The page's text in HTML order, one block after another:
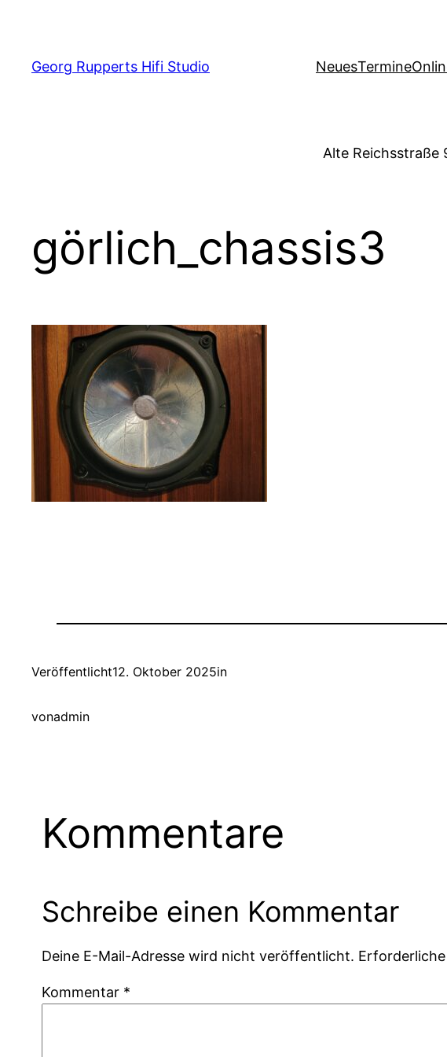
springen
Georg Rupperts Hifi Studio NeuesTermine
Alte Reichsstraße
görlich_chassis3
Veröffentlicht12. Oktober 2025in
vonadmin
Kommentare
Schreibe einen Kommentar
Deine E-Mail-Adresse wird nicht veröffentlicht.
Kommentar *